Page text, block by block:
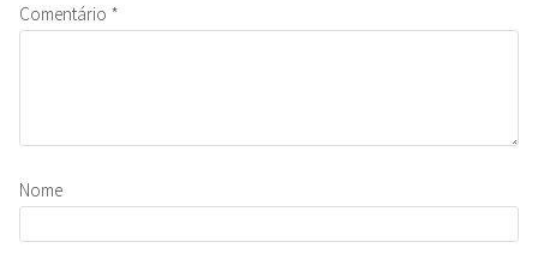
Comentário *
Nome